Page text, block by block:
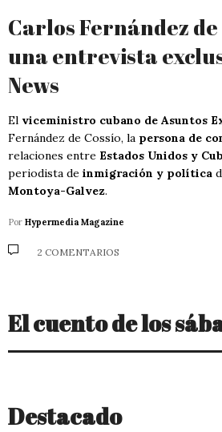
Carlos Fernández de
una entrevista
News
El viceministro cubano de Asuntos
Fernández de Cossío, la persona de
relaciones entre Estados Unidos y
periodista de inmigración y política
Montoya-Galvez.
Por Hypermedia Magazine
2 COMENTARIOS
El cuento de los
Destacado